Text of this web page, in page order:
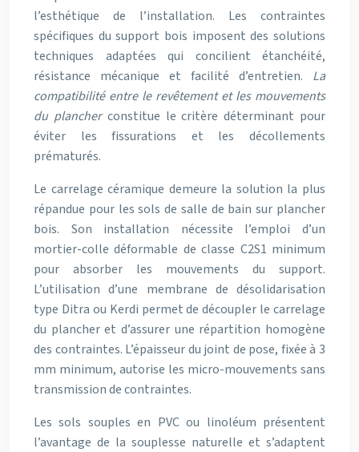
l’esthétique de l’installation. Les contraintes
spécifiques du support bois imposent des solutions
techniques adaptées qui concilient étanchéité,
résistance mécanique et facilité d’entretien. La
compatibilité entre le revêtement et les mouvements
du plancherconstitue le critère déterminant pour
éviter les fissurations et les décollements
prématurés.
Le carrelage céramique demeure la solution la plus
répandue pour les sols de salle de bain sur plancher
bois. Son installation nécessite l’emploi d’un
mortier-colle déformable de classe C2S1 minimum
pour absorber les mouvements du support.
L’utilisation d’une membrane de désolidarisation
type Ditra ou Kerdi permet de découpler le carrelage
du plancher et d’assurer une répartition homogène
des contraintes. L’épaisseur du joint de pose, fixée à 3
mm minimum, autorise les micro-mouvements sans
transmission de contraintes.
Les sols souples en PVC ou linoléum présentent
l’avantage de la souplesse naturelle et s’adaptent